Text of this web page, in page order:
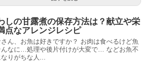
しの甘露煮の保存方法は？献立や栄
点なアレンジレシピ
ん、お魚は好きですか？ お肉は食べるけど魚
んなに…処理や後片付けが大変で… などお魚不
なりがちな人...